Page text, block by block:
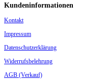
Kundeninformationen
Kontakt
Impressum
Datenschutzerklärung
Widerrufsbelehrung
AGB (Verkauf)